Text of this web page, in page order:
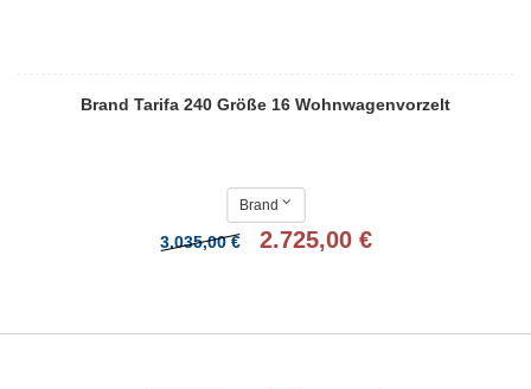
Brand Tarifa 240 Größe 16 Wohnwagenvorzelt
Brand
3.035,00 € 2.725,00 €